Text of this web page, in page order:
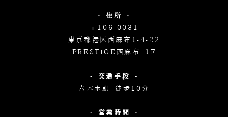
- 住所 -
〒106-0031
東京都港区西麻布1-4-22
PRESTIGE西麻布 1F
- 交通手段 -
六本木駅 徒歩10分
- 営業時間 -